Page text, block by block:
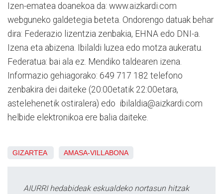
Izen-ematea doanekoa da: www.aizkardi.com
webguneko galdetegia beteta. Ondorengo datuak behar
dira: Federazio lizentzia zenbakia, EHNA edo DNI-a.
Izena eta abizena. Ibilaldi luzea edo motza aukeratu.
Federatua: bai ala ez. Mendiko taldearen izena.
Informazio gehiagorako: 649 717 182 telefono
zenbakira dei daiteke (20:00etatik 22:00etara,
astelehenetik ostiralera) edo ibilaldia@aizkardi.com
helbide elektronikoa ere balia daiteke.
GIZARTEA AMASA-VILLABONA
AIURRI hedabideak eskualdeko nortasun hitzak